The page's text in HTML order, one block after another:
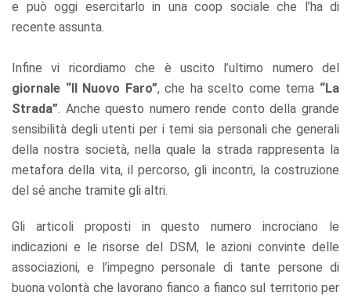
e può oggi esercitarlo in una coop sociale che l’ha di
recente assunta.
Infine vi ricordiamo che è uscito l’ultimo numero del
giornale “Il Nuovo Faro”, che ha scelto come tema “La
Strada”. Anche questo numero rende conto della grande
sensibilità degli utenti per i temi sia personali che generali
della nostra società, nella quale la strada rappresenta la
metafora della vita, il percorso, gli incontri, la costruzione
del sé anche tramite gli altri.
Gli articoli proposti in questo numero incrociano le
indicazioni e le risorse del DSM, le azioni convinte delle
associazioni, e l’impegno personale di tante persone di
buona volontà che lavorano fianco a fianco sul territorio per